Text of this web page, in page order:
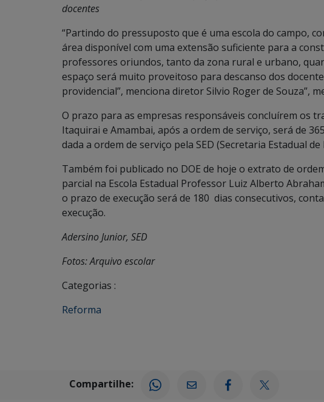
docentes
“Partindo do pressuposto que é uma escola do campo,
área disponível com uma extensão suficiente para a
professores oriundos, tanto da zona rural e urbano,
espaço será muito proveitoso para descanso dos
providencial”, menciona diretor Silvio Roger de Souza”,
O prazo para as empresas responsáveis concluírem os
Itaquirai e Amambai, após a ordem de serviço, será de
dada a ordem de serviço pela SED (Secretaria Estadual de
Também foi publicado no DOE de hoje o extrato de
parcial na Escola Estadual Professor Luiz Alberto
o prazo de execução será de 180 dias consecutivos,
execução.
Adersino Junior, SED
Fotos: Arquivo escolar
Categorias :
Reforma
Compartilhe: